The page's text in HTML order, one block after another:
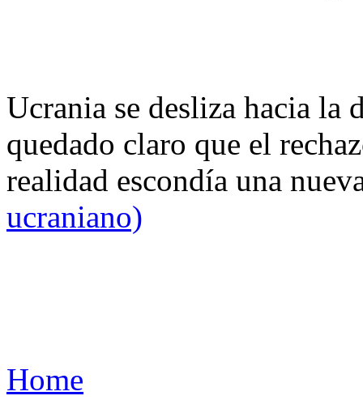
Ucrania se desliza hacia
quedado claro que el
realidad escondía una
ucraniano)
Home